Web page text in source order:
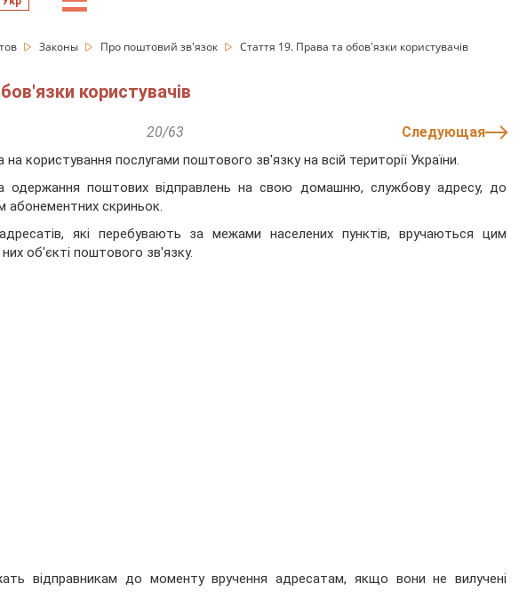
Законы Про поштовий зв'язок Стаття 19. Права та обов'язки користувачів
користувачів
20/63 Следующая
на користування послугами поштового зв'язку на всій території України.
одержання поштових відправлень на свою домашню, службову адресу, до
абонементних скриньок.
які перебувають за межами населених пунктів, вручаються цим
об'єкті поштового зв'язку.
відправникам до моменту вручення адресатам, якщо вони не вилучені